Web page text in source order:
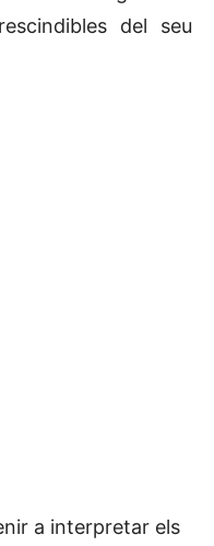
del seu
a interpretar els